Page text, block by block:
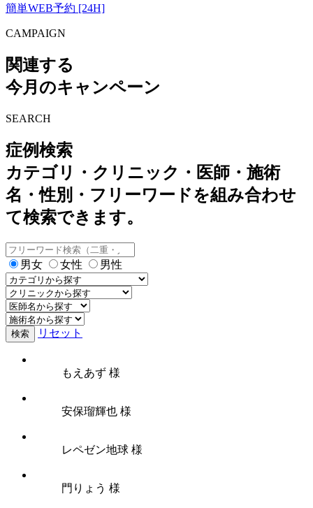
簡単WEB予約 [24H]
CAMPAIGN
関連する
今月のキャンペーン
SEARCH
症例検索
カテゴリ・クリニック・医師・施術
名・性別・フリーワードを組み合わせ
て検索できます。
男女 女性 男性
検索 リセット
もえあず 様
安保瑠輝也 様
レペゼン地球 様
門りょう 様